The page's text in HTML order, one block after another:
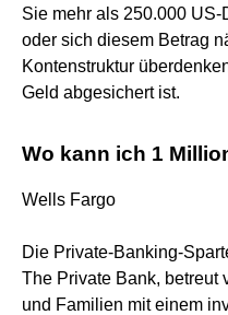
Sie mehr als 250.000
oder sich diesem Betrag
Kontenstruktur
Geld abgesichert ist.
Wo kann ich 1
Wells Fargo
Die Private-Banking-
The Private Bank, betreut
und Familien mit einem